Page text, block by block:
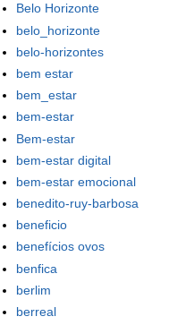
Belo Horizonte
belo_horizonte
belo-horizontes
bem estar
bem_estar
bem-estar
Bem-estar
bem-estar digital
bem-estar emocional
benedito-ruy-barbosa
beneficio
benefícios ovos
benfica
berlim
berreal